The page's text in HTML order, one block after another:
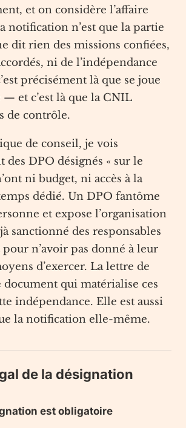
et on considère l’affaire
notification n’est que la partie
dit rien des missions confiées,
ni de l’indépendance
précisément là que se joue
et c’est là que la CNIL
de contrôle.
de conseil, je vois
DPO désignés « sur le
ni budget, ni accès à la
dédié. Un DPO fantôme
et expose l’organisation
sanctionné des responsables
n’avoir pas donné à leur
d’exercer. La lettre de
document qui matérialise ces
indépendance. Elle est aussi
la notification elle-même.
de la désignation
est obligatoire